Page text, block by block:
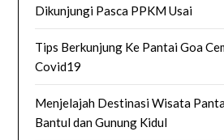
Dikunjungi Pasca PPKM Usai
Tips Berkunjung Ke Pantai Goa
Covid19
Menjelajah Destinasi Wisata
Bantul dan Gunung Kidul